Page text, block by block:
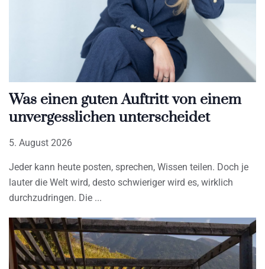
Was einen guten Auftritt von einem
unvergesslichen unterscheidet
5. August 2026
Jeder kann heute posten, sprechen, Wissen teilen. Doch je
lauter die Welt wird, desto schwieriger wird es, wirklich
durchzudringen. Die